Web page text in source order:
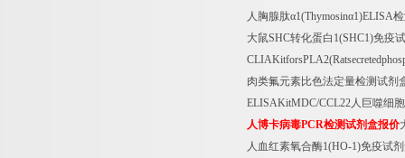
人胸腺肽α1(Thymosinα1)ELISA
大鼠SHC转化蛋白 1(SHC1)免疫
肉类氟元素比色法定量检测试剂
ELISAKitMDC/CCL22人巨噬细
人博卡病毒PCR检测试剂盒报价
人血红素氧合酶1(HO-1)免疫试